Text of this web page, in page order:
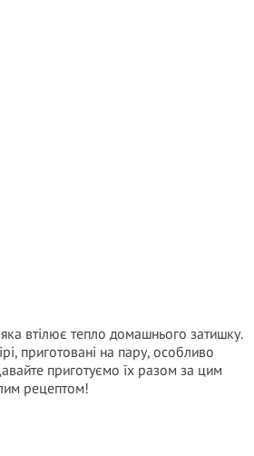
втілює тепло домашнього затишку.
приготовані на пару, особливо
приготуємо їх разом за цим
рецептом!